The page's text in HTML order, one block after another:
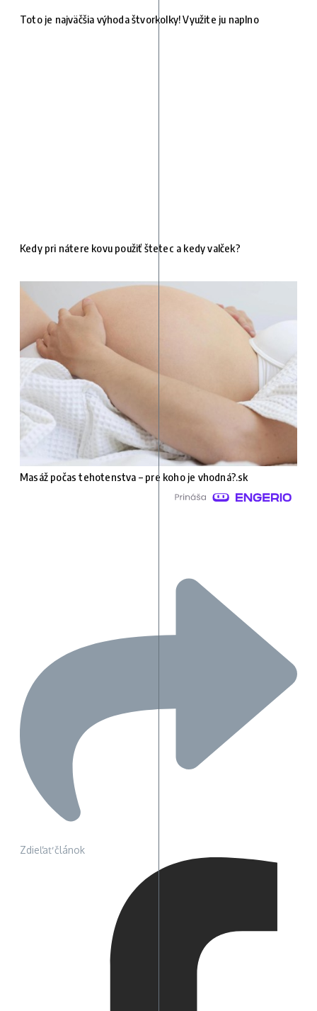
Toto je najväčšia výhoda štvorkolky! Využite ju naplno
Kedy pri nátere kovu použiť štetec a kedy valček?
Masáž počas tehotenstva – pre koho je vhodná?.sk
Zdieľať článok